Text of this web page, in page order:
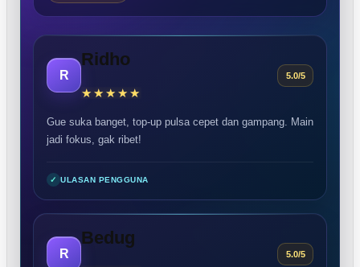
R
Ridho
5.0/5
Gue suka banget, top-up pulsa cepet dan gampang. Main
jadi fokus, gak ribet!
✓ ULASAN PENGGUNA
R
Bedug
5.0/5